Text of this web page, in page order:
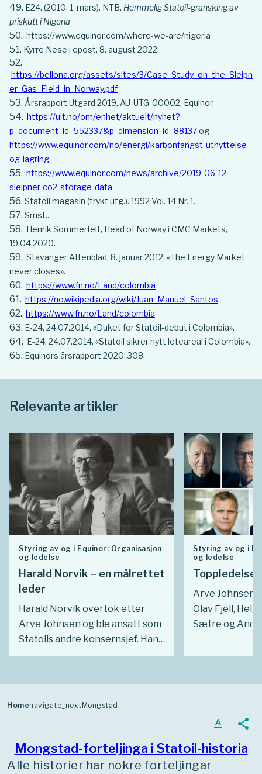
E24. (2010. 1. mars). NTB. Hemmelig Statoil-gransking av
priskutt i Nigeria
https://www.equinor.com/where-we-are/nigeria
Kyrre Nese i epost, 8. august 2022.
https://bellona.org/assets/sites/3/Case_Study_on_the_Sleipn
er_Gas_Field_in_Norway.pdf
Årsrapport Utgard 2019, AU-UTG-00002, Equinor.
https://uit.no/om/enhet/aktuelt/nyhet?
p_document_id=552337&p_dimension_id=88137og
https://www.equinor.com/no/energi/karbonfangst-utnyttelse-
og-lagring
https://www.equinor.com/news/archive/2019-06-12-
sleipner-co2-storage-data
Statoil magasin (trykt utg.). 1992 Vol. 14 Nr. 1.
Smst..
Henrik Sommerfelt, Head of Norway i CMC Markets,
19.04.2020.
Stavanger Aftenblad, 8. januar 2012, «The Energy Market
never closes».
https://www.fn.no/Land/colombia
https://no.wikipedia.org/wiki/Juan_Manuel_Santos
https://www.fn.no/Land/colombia
E-24, 24.07.2014, «Duket for Statoil-debut i Colombia».
E-24, 24.07.2014, «Statoil sikrer nytt leteareal i Colombia».
Equinors årsrapport 2020: 308.
Relevante artikler
Styring av og i Equinor: Organisasjon
og ledelse
Harald Norvik – en målrettet
leder
Harald Norvik overtok etter
Arve Johnsen og ble ansatt som
Statoils andre konsernsjef. Han
ledet Statoil fra 1988 til 1999. I
å føre selskapet ut i verden med
BP/Statoil-alliansen. Hans tid i
ansporet til økt standardisering
innen leverandørindustrien.
Styring av og i
og ledelse
Arve Johnsen,
Olav Fjell,
Sætre og
interesse for
være
øverste
følger en
i Statoil/
Homenavigate_next Mongstad
Mongstad-forteljinga i Statoil-historia
text_format share
Alle historier har nokre forteljingar